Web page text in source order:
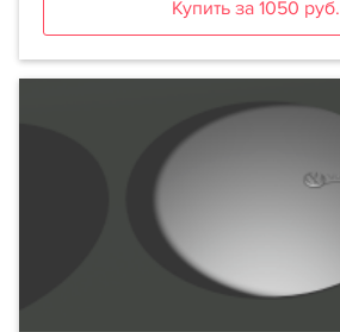
Купить за 1050 руб.